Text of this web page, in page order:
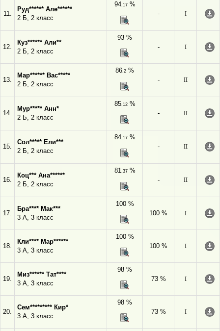
11.
Руд****** Але******
2 Б, 2 класс
94,17%
-
I
12.
Куз****** Али**
2 Б, 2 класс
93 %
-
I
13.
Мар****** Вас*****
2 Б, 2 класс
86,2 %
-
II
14.
Мур***** Анн*
2 Б, 2 класс
85,12%
-
II
15.
Сол***** Ели***
2 Б, 2 класс
84,17%
-
II
16.
Коц*** Ана******
2 Б, 2 класс
81,37%
-
II
17.
Бра**** Мак***
3 А, 3 класс
100 %
100 %
I
18.
Кли**** Мар******
3 А, 3 класс
100 %
100 %
I
19.
Миз****** Тат****
3 А, 3 класс
98 %
73 %
I
20.
Сем********* Кир*
3 А, 3 класс
98 %
73 %
I